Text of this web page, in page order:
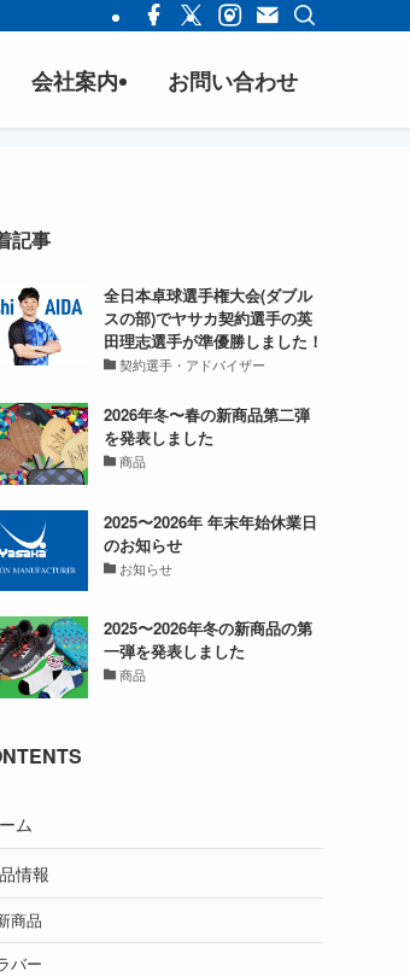
会社案内 お問い合わせ
記事
全日本卓球選手権大会(ダブル
スの部)でヤサカ契約選手の英
田理志選手が準優勝しました！
契約選手・アドバイザー
2026年冬〜春の新商品第二弾
を発表しました
商品
2025〜2026年 年末年始休業日
のお知らせ
お知らせ
2025〜2026年冬の新商品の第
一弾を発表しました
商品
ム
情報
商品
バー